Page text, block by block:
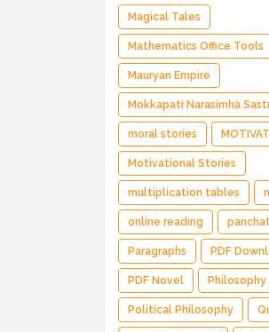
Magical Tales
Mathematics Office Tools
Mauryan Empire
Mokkapati Narasimha
moral stories
Motivational Stories
multiplication tables
online reading
Paragraphs PDF
PDF Novel Philosophy
Political Philosophy